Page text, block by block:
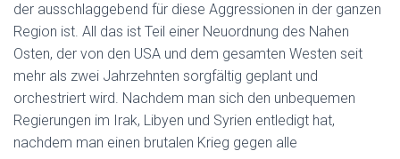
der ausschlaggebend für diese Aggressionen in der ganzen
Region ist. All das ist Teil einer Neuordnung des Nahen
Osten, der von den USA und dem gesamten Westen seit
mehr als zwei Jahrzehnten sorgfältig geplant und
orchestriert wird. Nachdem man sich den unbequemen
Regierungen im Irak, Libyen und Syrien entledigt hat,
nachdem man einen brutalen Krieg gegen alle